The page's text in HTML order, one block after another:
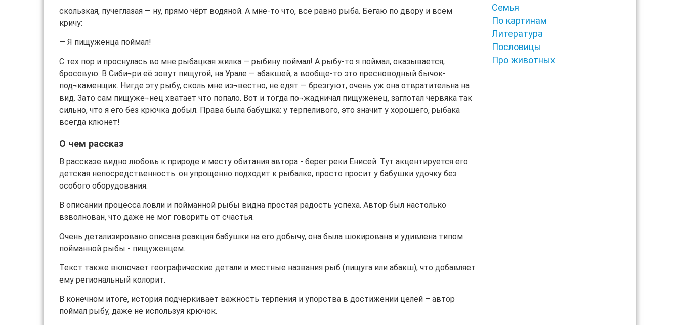
скользкая, пучеглазая — ну, прямо чёрт водяной. А мне-то что, всё равно рыба. Бегаю по двору и всем
кричу:
— Я пищуженца поймал!
С тех пор и проснулась во мне рыбацкая жилка — рыбину поймал! А рыбу-то я поймал, оказывается,
бросовую. В Сиби¬ри её зовут пищугой, на Урале — абакшей, а вообще-то это пресноводный бычок-
под¬каменщик. Нигде эту рыбу, сколь мне из¬вестно, не едят — брезгуют, очень уж она отвратительна на
вид. Зато сам пищуже¬нец хватает что попало. Вот и тогда по¬жадничал пищуженец, заглотал червяка так
сильно, что я его без крючка добыл. Права была бабушка: у терпеливого, это значит у хорошего, рыбака
всегда клюнет!
О чем рассказ
В рассказе видно любовь к природе и месту обитания автора - берег реки Енисей. Тут акцентируется его
детская непосредственность: он упрощенно подходит к рыбалке, просто просит у бабушки удочку без
особого оборудования.
В описании процесса ловли и пойманной рыбы видна простая радость успеха. Автор был настолько
взволнован, что даже не мог говорить от счастья.
Очень детализировано описана реакция бабушки на его добычу, она была шокирована и удивлена типом
пойманной рыбы - пищуженцем.
Текст также включает географические детали и местные названия рыб (пищуга или абакш), что добавляет
ему региональный колорит.
В конечном итоге, история подчеркивает важность терпения и упорства в достижении целей – автор
поймал рыбу, даже не используя крючок.
Семья
По картинам
Литература
Пословицы
Про животных